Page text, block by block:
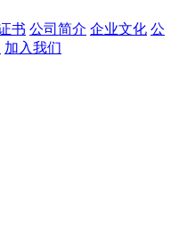
书 公司简介 企业文化 公
加入我们